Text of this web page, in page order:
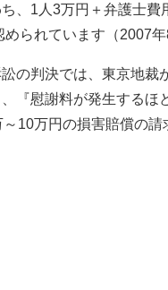
、1人3万円＋弁護士
られています（2007年
の判決では、東京地
『慰謝料が発生する
10万円の損害賠償の請